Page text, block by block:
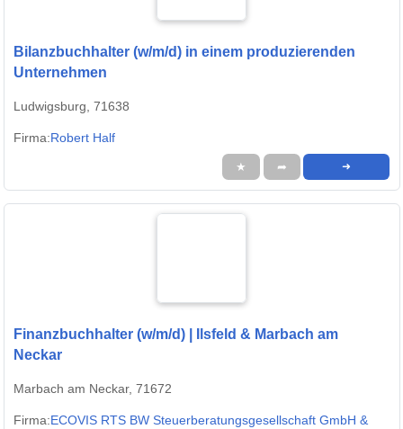
Bilanzbuchhalter (w/m/d) in einem produzierenden
Unternehmen
Ludwigsburg, 71638
Firma:Robert Half
★ ➦ ➜
Finanzbuchhalter (w/m/d) | Ilsfeld & Marbach am
Neckar
Marbach am Neckar, 71672
Firma:ECOVIS RTS BW Steuerberatungsgesellschaft GmbH &